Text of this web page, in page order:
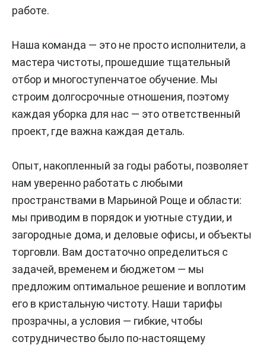
работе.
Наша команда — это не просто исполнители, а
мастера чистоты, прошедшие тщательный
отбор и многоступенчатое обучение. Мы
строим долгосрочные отношения, поэтому
каждая уборка для нас — это ответственный
проект, где важна каждая деталь.
Опыт, накопленный за годы работы, позволяет
нам уверенно работать с любыми
пространствами в Марьиной Роще и области:
мы приводим в порядок и уютные студии, и
загородные дома, и деловые офисы, и объекты
торговли. Вам достаточно определиться с
задачей, временем и бюджетом — мы
предложим оптимальное решение и воплотим
его в кристальную чистоту. Наши тарифы
прозрачны, а условия — гибкие, чтобы
сотрудничество было по-настоящему